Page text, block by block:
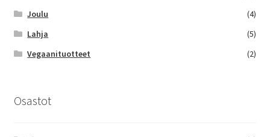
Joulu
(4)
Lahja
(5)
Vegaanituotteet
(2)
Osastot